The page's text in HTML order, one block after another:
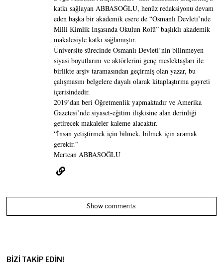
katkı sağlayan ABBASOĞLU, henüz redaksiyonu devam
eden başka bir akademik esere de “Osmanlı Devleti’nde
Milli Kimlik İnşasında Okulun Rolü” başlıklı akademik
makalesiyle katkı sağlamıştır.
Üniversite sürecinde Osmanlı Devleti’nin bilinmeyen
siyasi boyutlarını ve aktörlerini genç meslektaşları ile
birlikte arşiv taramasından geçirmiş olan yazar, bu
çalışmasını belgelere dayalı olarak kitaplaştırma gayreti
içerisindedir.
2019’dan beri Öğretmenlik yapmaktadır ve Amerika
Gazetesi’nde siyaset-eğitim ilişkisine alan derinliği
getirecek makaleler kaleme alacaktır.
“İnsan yetiştirmek için bilmek, bilmek için aramak
gerekir.”
Mertcan ABBASOĞLU
Show comments
BIZI TAKIP EDIN!